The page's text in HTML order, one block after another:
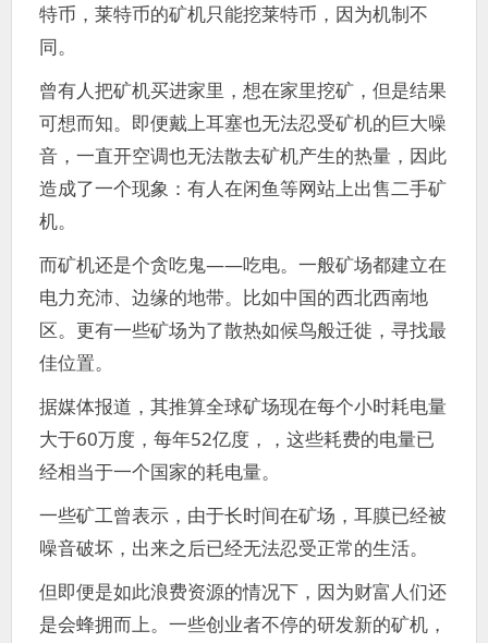
特币，莱特币的矿机只能挖莱特币，因为机制不
同。
曾有人把矿机买进家里，想在家里挖矿，但是结果
可想而知。即便戴上耳塞也无法忍受矿机的巨大噪
音，一直开空调也无法散去矿机产生的热量，因此
造成了一个现象：有人在闲鱼等网站上出售二手矿
机。
而矿机还是个贪吃鬼——吃电。一般矿场都建立在
电力充沛、边缘的地带。比如中国的西北西南地
区。更有一些矿场为了散热如候鸟般迁徙，寻找最
佳位置。
据媒体报道，其推算全球矿场现在每个小时耗电量
大于60万度，每年52亿度，，这些耗费的电量已
经相当于一个国家的耗电量。
一些矿工曾表示，由于长时间在矿场，耳膜已经被
噪音破坏，出来之后已经无法忍受正常的生活。
但即便是如此浪费资源的情况下，因为财富人们还
是会蜂拥而上。一些创业者不停的研发新的矿机，